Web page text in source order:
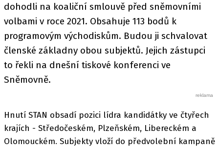
dohodli na koaliční smlouvě před sněmovními
volbami v roce 2021. Obsahuje 113 bodů k
programovým východiskům. Budou ji schvalovat
členské základny obou subjektů. Jejich zástupci
to řekli na dnešní tiskové konferenci ve
Sněmovně.
Hnutí STAN obsadí pozici lídra kandidátky ve čtyřech
krajích - Středočeském, Plzeňském, Libereckém a
Olomouckém. Subjekty vloží do předvolební kampaně